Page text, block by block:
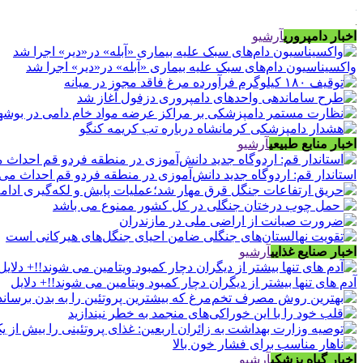
اخبار دامپروریآرشیو
واکسیناسیون دام‌های سبک علیه بیماری «آبله» در«دیر» اجرا شد
اخبار منابع طبیعیآرشیو
استاندار قم: اردوگاه جدید دانش‌آموزی در منطقه فردو قم احداث
اخبار صنایع غذاییآرشیو
آدم های تنها بیشتر از دیگران دچار کمبود ویتامین می شوند!!+ دلایل
اخبار گیاه پزشکیآرشیو